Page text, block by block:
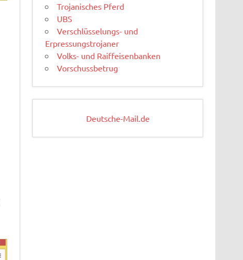
Trojanisches Pferd
UBS
Verschlüsselungs- und
Erpressungstrojaner
Volks- und Raiffeisenbanken
Vorschussbetrug
Deutsche-Mail.de